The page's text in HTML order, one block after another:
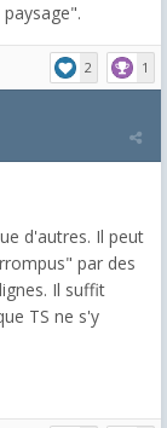
2 1
d'autres. Il peut
par des
Il suffit
TS ne s'y